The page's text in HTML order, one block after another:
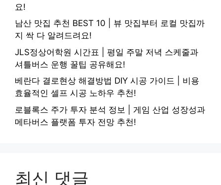
요!
남산 맛집 추천 BEST 10 | 뷰 맛집부터 로컬 맛집까
지 싹 다 알려드려요!
JLS정상어학원 시간표 | 평일 주말 저녁 스케줄과
셔틀버스 운행 꿀팁 공유해요!
베란다 결로현상 해결방법 DIY 시공 가이드 | 비용
효율적인 셀프 시공 노하우 추천!
로블록스 주가 투자 분석 정보 | 게임 산업 성장성과
메타버스 플랫폼 투자 전망 추천!
최신 댓글